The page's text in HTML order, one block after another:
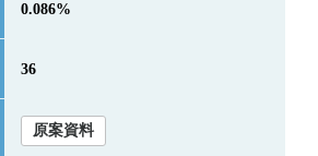
0.086%
36
原案資料